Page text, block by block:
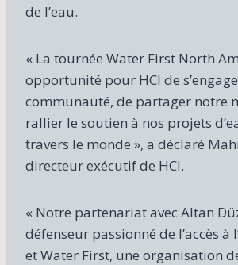
de l’eau.
« La tournée Water First North
opportunité pour HCI de
communauté, de partager notre
rallier le soutien à nos projets
travers le monde », a déclaré
directeur exécutif de HCI.
« Notre partenariat avec Altan
défenseur passionné de l’accès à
et Water First, une organisation